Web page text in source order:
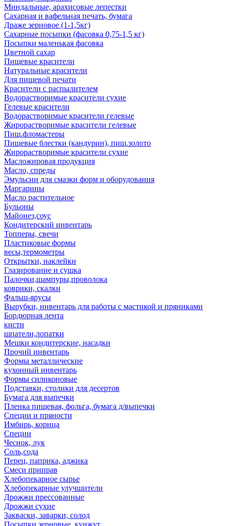
Миндальные, арахисовые лепестки
Сахарная и вафельная печать, бумага
Драже зерновое (1-1,5кг)
Сахарные посыпки (фасовка 0,75-1,5 кг)
Посыпки маленькая фасовка
Цветной сахар
Пищевые красители
Натуральные красители
Для пищевой печати
Красители с распылителем
Водорастворимые красители сухие
Гелевые красители
Водорастворимые красители гелевые
Жирорастворимые красители гелевые
Пищ.фломастеры
Пищевые блестки (кандурин), пищ.золото
Жирорастворимые красители сухие
Масложировая продукция
Масло, спреды
Эмульсии для смазки форм и оборудования
Маргарины
Масло растительное
Бульоны
Майонез,соус
Кондитерский инвентарь
Топперы, свечи
Пластиковые формы
весы,термометры
Открытки, наклейки
Глазирование и сушка
Палочки,шампуры,проволока
коврики, скалки
Фальш-ярусы
Вырубки, инвентарь для работы с мастикой и пряниками
Бордюрная лента
кисти
шпатели,лопатки
Мешки кондитерские, насадки
Прочий инвентарь
Формы металлические
кухонный инвентарь
Формы силиконовые
Подставки, столики для десертов
Бумага для выпечки
Пленка пищевая, фольга, бумага д/выпечки
Специи и пряности
Имбирь, корица
Специи
Чеснок, лук
Соль,сода
Перец, паприка, аджика
Смеси приправ
Хлебопекарное сырье
Хлебопекарные улучшители
Дрожжи прессованные
Дрожжи сухие
Закваски, заварки, солод
Посыпки зерновые, кунжут